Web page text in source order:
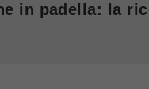
in padella: la